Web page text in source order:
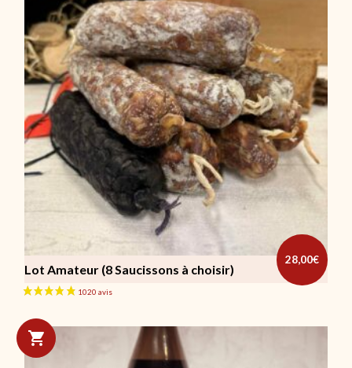
Lot Amateur (8 Saucissons à choisir)
28,00€